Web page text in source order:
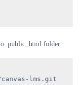
public_html folder.
lms.git